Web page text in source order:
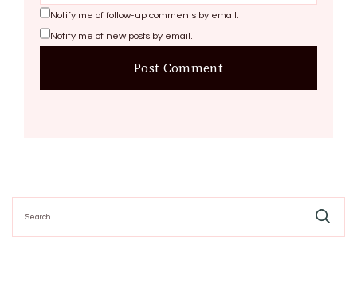
Notify me of follow-up comments by email.
Notify me of new posts by email.
for: